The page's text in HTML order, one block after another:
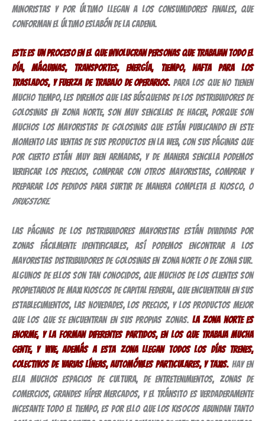
minoristas y por último llegan a los consumidores finales, que
conforman el último eslabón de la cadena.
Este es un proceso en el que involucran personas que trabajan todo el
día, máquinas, transportes, energía, tiempo, nafta para los
traslados, y fuerza de trabajo de operarios.Para los que no tienen
mucho tiempo, les diremos que las búsquedas de los distribuidores de
golosinas en Zona Norte, son muy sencillas de hacer, porque son
muchos los mayoristas de golosinas que están publicando en este
momento las ventas de sus productos en la Web, con sus páginas que
por cierto están muy bien armadas, y de manera sencilla podemos
verificar los precios, comprar con otros mayoristas, comprar y
preparar los pedidos para surtir de manera completa el kiosco, o
drugstore.
Las páginas de los distribuidores mayoristas están divididas por
zonas fácilmente identificables, así podemos encontrar a los
mayoristas distribuidores de golosinas en Zona Norte o de Zona Sur.
Algunos de ellos son tan conocidos, que muchos de los clientes son
propietarios de maxi kioscos de Capital Federal, que encuentran en sus
establecimientos, las novedades, los precios, y los productos mejor
que los que se encuentran en sus propias zonas. La zona norte es
enorme, y la forman diferentes partidos, en los que trabaja mucha
gente, y vive, además a esta zona llegan todos los días trenes,
colectivos de varias líneas, automóviles particulares, y taxis. Hay en
ella muchos espacios de cultura, de entretenimientos, zonas de
comercios, grandes híper mercados, y el tránsito es verdaderamente
incesante todo el tiempo, es por ello que los kisocos abundan tanto